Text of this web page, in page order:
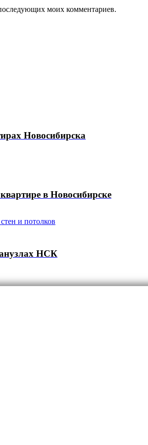
моих комментариев.
Новосибирска
в Новосибирске
НСК